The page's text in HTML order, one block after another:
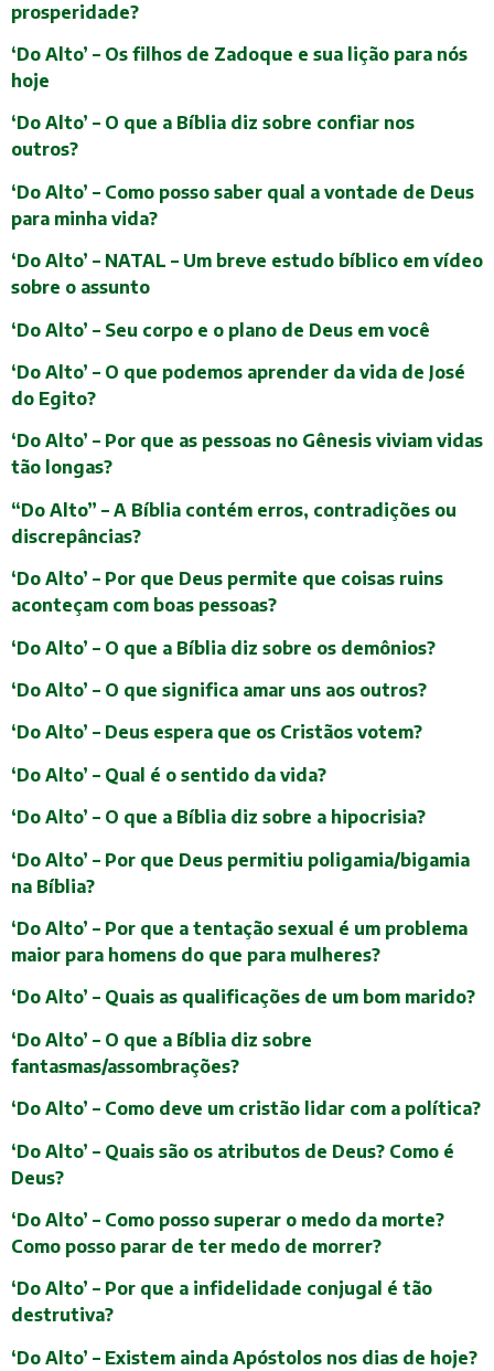
prosperidade?
‘Do Alto’ – Os filhos de Zadoque e sua lição para nós
hoje
‘Do Alto’ – O que a Bíblia diz sobre confiar nos
outros?
‘Do Alto’ – Como posso saber qual a vontade de Deus
para minha vida?
‘Do Alto’ – NATAL – Um breve estudo bíblico em vídeo
sobre o assunto
‘Do Alto’ – Seu corpo e o plano de Deus em você
‘Do Alto’ – O que podemos aprender da vida de José
do Egito?
‘Do Alto’ – Por que as pessoas no Gênesis viviam vidas
tão longas?
“Do Alto” – A Bíblia contém erros, contradições ou
discrepâncias?
‘Do Alto’ – Por que Deus permite que coisas ruins
aconteçam com boas pessoas?
‘Do Alto’ – O que a Bíblia diz sobre os demônios?
‘Do Alto’ – O que significa amar uns aos outros?
‘Do Alto’ – Deus espera que os Cristãos votem?
‘Do Alto’ – Qual é o sentido da vida?
‘Do Alto’ – O que a Bíblia diz sobre a hipocrisia?
‘Do Alto’ – Por que Deus permitiu poligamia/bigamia
na Bíblia?
‘Do Alto’ – Por que a tentação sexual é um problema
maior para homens do que para mulheres?
‘Do Alto’ – Quais as qualificações de um bom marido?
‘Do Alto’ – O que a Bíblia diz sobre
fantasmas/assombrações?
‘Do Alto’ – Como deve um cristão lidar com a política?
‘Do Alto’ – Quais são os atributos de Deus? Como é
Deus?
‘Do Alto’ – Como posso superar o medo da morte?
Como posso parar de ter medo de morrer?
‘Do Alto’ – Por que a infidelidade conjugal é tão
destrutiva?
‘Do Alto’ – Existem ainda Apóstolos nos dias de hoje?